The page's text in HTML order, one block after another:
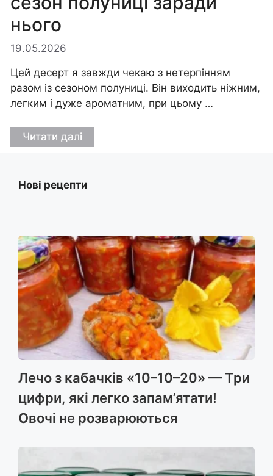
нього
19.05.2026
Цей десерт я завжди чекаю з нетерпінням
разом із сезоном полуниці. Він виходить ніжним,
легким і дуже ароматним, при цьому …
Читати далі
Нові рецепти
Лечо з кабачків «10–10–20» — Три
цифри, які легко запам’ятати!
Овочі не розварюються